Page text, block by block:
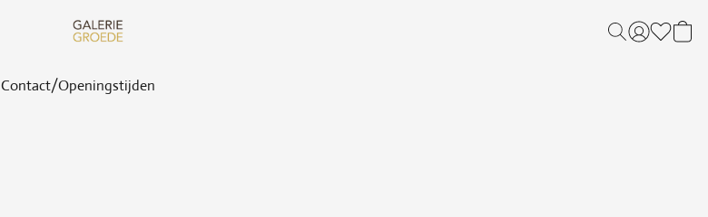
Contact/Openingstijden